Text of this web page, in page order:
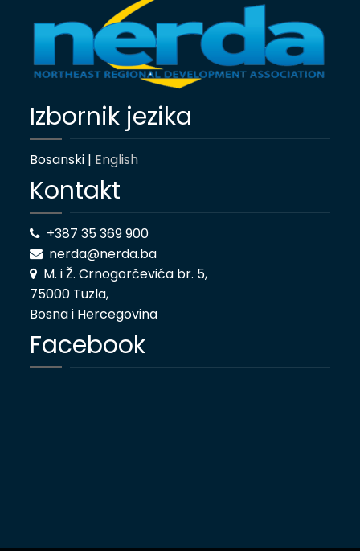
Izbornik jezika
Bosanski | English
Kontakt
+387 35 369 900
nerda@nerda.ba
M. i Ž. Crnogorčevića br. 5,
75000 Tuzla,
Bosna i Hercegovina
Facebook